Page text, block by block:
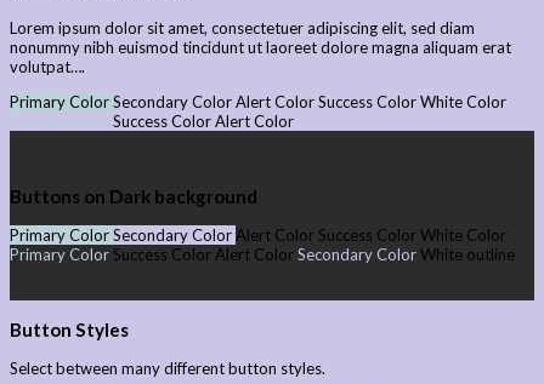
Lorem ipsum dolor sit amet, consectetuer adipiscing elit, sed diam
nonummy nibh euismod tincidunt ut laoreet dolore magna aliquam erat
volutpat….
Primary ColorSecondary ColorAlert ColorSuccess ColorWhite Color
Success ColorAlert Color
Buttons on Dark background
Primary ColorSecondary Color Alert Color Success ColorWhite Color
Primary Color Success Color Alert ColorSecondary ColorWhite outline
Button Styles
Select between many different button styles.